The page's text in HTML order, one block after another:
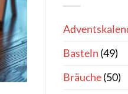
Basteln (49)
Bräuche(50)